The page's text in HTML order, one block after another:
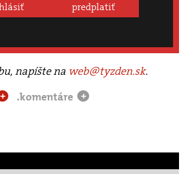
predplatiť
napíšte na web@tyzden.sk.
+ .komentáre +